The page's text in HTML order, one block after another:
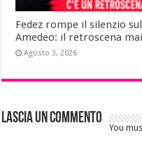
Fedez rompe il silenzio
Amedeo: il retroscena
Agosto 3, 2026
Lascia un commento
You